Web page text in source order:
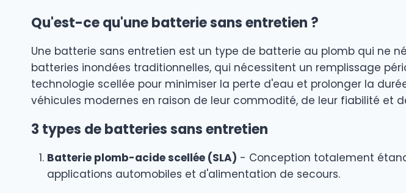
pages
Qu'est-ce qu'une batterie sans entretien ?
Une batterie sans entretien est un type de batterie au plomb qui ne
batteries inondées traditionnelles, qui nécessitent un remplissage
technologie scellée pour minimiser la perte d'eau et prolonger la
véhicules modernes en raison de leur commodité, de leur fiabilité et
3 types de batteries sans entretien
Batterie plomb-acide scellée (SLA) - Conception totalement
applications automobiles et d'alimentation de secours.